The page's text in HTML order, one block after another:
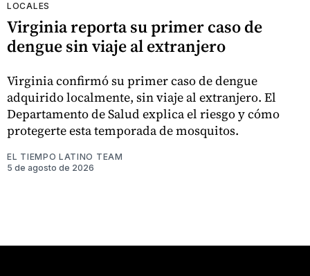
LOCALES
Virginia reporta su primer caso de
dengue sin viaje al extranjero
Virginia confirmó su primer caso de dengue
adquirido localmente, sin viaje al extranjero. El
Departamento de Salud explica el riesgo y cómo
protegerte esta temporada de mosquitos.
EL TIEMPO LATINO TEAM
5 de agosto de 2026